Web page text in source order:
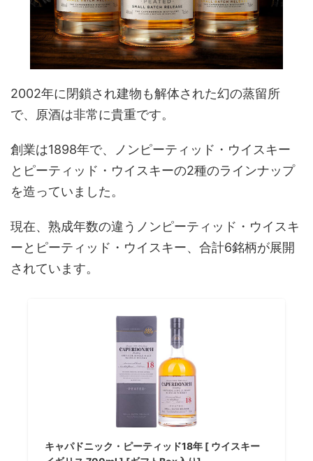
2002年に閉鎖され建物も解体された幻の蒸留所
で、原酒は非常に貴重です。
創業は1898年で、ノンピーティッド・ウイスキー
とピーティッド・ウイスキーの2種のラインナップ
を造っていました。
現在、熟成年数の違うノンピーティッド・ウイスキ
ーとピーティッド・ウイスキー、合計6銘柄が展開
されています。
キャパドニック・ピーティッド18年 [ ウイスキー